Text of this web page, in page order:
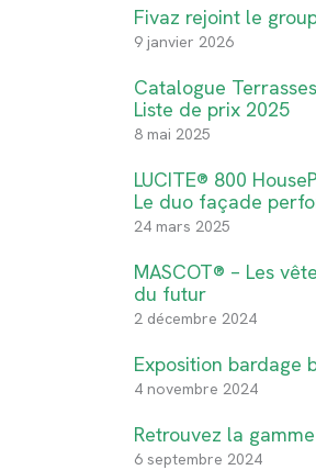
Fivaz rejoint le
9 janvier 2026
Catalogue
Liste de prix 2025
8 mai 2025
LUCITE® 800
Le duo façade
24 mars 2025
MASCOT® – Les
du futur
2 décembre 2024
Exposition bardage
4 novembre 2024
Retrouvez la
6 septembre 2024